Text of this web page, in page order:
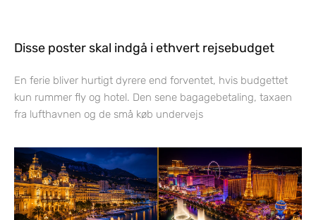
Disse poster skal indgå i ethvert rejsebudget
En ferie bliver hurtigt dyrere end forventet, hvis budgettet
kun rummer fly og hotel. Den sene bagagebetaling, taxaen
fra lufthavnen og de små køb undervejs